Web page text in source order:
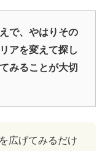
で、やはりその
アを変えて探し
みることが大切
広げてみるだけ